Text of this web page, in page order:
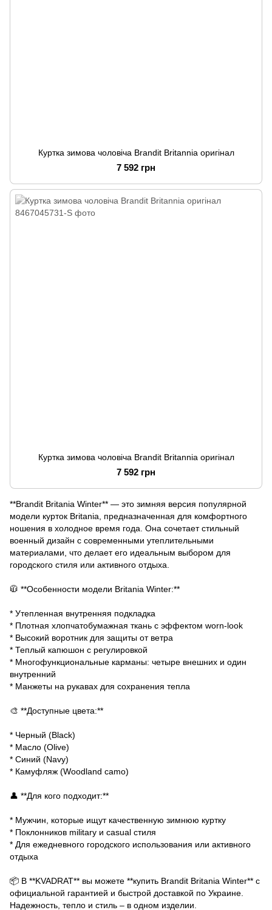
Куртка зимова чоловіча Brandit Britannia оригінал
7 592 грн
Куртка зимова чоловіча Brandit Britannia оригінал
7 592 грн
**Brandit Britania Winter** — это зимняя версия популярной
модели курток Britania, предназначенная для комфортного
ношения в холодное время года. Она сочетает стильный
военный дизайн с современными утеплительными
материалами, что делает его идеальным выбором для
городского стиля или активного отдыха.
🧥 **Особенности модели Britania Winter:**
* Утепленная внутренняя подкладка
* Плотная хлопчатобумажная ткань с эффектом worn-look
* Высокий воротник для защиты от ветра
* Теплый капюшон с регулировкой
* Многофункциональные карманы: четыре внешних и один
внутренний
* Манжеты на рукавах для сохранения тепла
🎨 **Доступные цвета:**
* Черный (Black)
* Масло (Olive)
* Синий (Navy)
* Камуфляж (Woodland camo)
👤 **Для кого подходит:**
* Мужчин, которые ищут качественную зимнюю куртку
* Поклонников military и casual стиля
* Для ежедневного городского использования или активного
отдыха
📦 В **KVADRAT** вы можете **купить Brandit Britania Winter** с
официальной гарантией и быстрой доставкой по Украине.
Надежность, тепло и стиль – в одном изделии.